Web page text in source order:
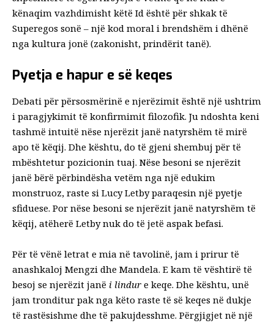
kënaqim vazhdimisht këtë Id është për shkak të
Superegos sonë – një kod moral i brendshëm i dhënë
nga kultura jonë (zakonisht, prindërit tanë).
Pyetja e hapur e së keqes
Debati për përsosmërinë e njerëzimit është një ushtrim
i paragjykimit të konfirmimit filozofik. Ju ndoshta keni
tashmë intuitë nëse njerëzit janë natyrshëm të mirë
apo të këqij. Dhe kështu, do të gjeni shembuj për të
mbështetur pozicionin tuaj. Nëse besoni se njerëzit
janë bërë përbindësha vetëm nga një edukim
monstruoz, raste si Lucy Letby paraqesin një pyetje
sfiduese. Por nëse besoni se njerëzit janë natyrshëm të
këqij, atëherë Letby nuk do të jetë aspak befasi.
Për të vënë letrat e mia në tavolinë, jam i prirur të
anashkaloj Mengzi dhe Mandela. E kam të vështirë të
besoj se njerëzit janë i lindur e keqe. Dhe kështu, unë
jam tronditur pak nga këto raste të së keqes në dukje
të rastësishme dhe të pakujdesshme. Përgjigjet në një